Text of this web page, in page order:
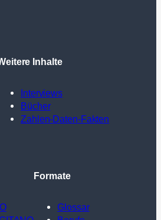
Inhalte
Interviews
Bücher
Zahlen-Daten-Fakten
Formate
Glossar